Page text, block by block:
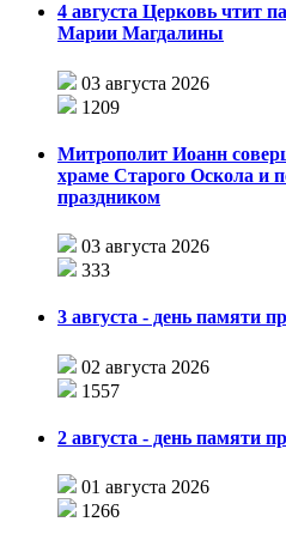
4 августа Церковь чтит
Марии Магдалины
03 августа 2026
1209
Митрополит Иоанн
храме Старого Оскола и
праздником
03 августа 2026
333
3 августа - день памяти
02 августа 2026
1557
2 августа - день памяти
01 августа 2026
1266